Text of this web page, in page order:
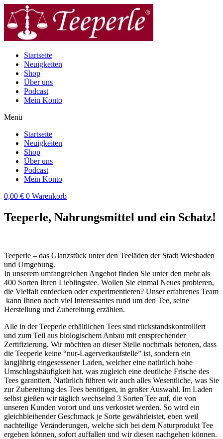
Inhalt
wechseln
Startseite
Neuigkeiten
Shop
Über uns
Podcast
Mein Konto
Menü
Startseite
Neuigkeiten
Shop
Über uns
Podcast
Mein Konto
0,00 € 0 Warenkorb
Teeperle, Nahrungsmittel und ein Schatz!
Teeperle – das Glanzstück unter den Teeläden der Stadt Wiesbaden
und Umgebung.
In unserem umfangreichen Angebot finden Sie unter den mehr als
400 Sorten Ihren Lieblingstee. Wollen Sie einmal Neues probieren,
die Vielfalt entdecken oder experimentieren? Unser erfahrenes Team
kann Ihnen noch viel Interessantes rund um den Tee, seine
Herstellung und Zubereitung erzählen.
Alle in der Teeperle erhältlichen Tees sind rückstandskontrolliert
und zum Teil aus biologischem Anbau mit entsprechender
Zertifizierung. Wir möchten an dieser Stelle nochmals betonen, dass
die Teeperle keine “nur-Lagerverkaufstelle” ist, sondern ein
langjährig eingesessener Laden, welcher eine natürlich hohe
Umschlagshäufigkeit hat, was zugleich eine deutliche Frische des
Tees garantiert. Natürlich führen wir auch alles Wesentliche, was Sie
zur Zubereitung des Tees benötigen, in großer Auswahl. Im Laden
selbst gießen wir täglich wechselnd 3 Sorten Tee auf, die von
unseren Kunden vorort und uns verkostet werden. So wird ein
gleichbleibender Geschmack je Sorte gewährleistet, eben weil
nachteilige Veränderungen, welche sich bei dem Naturprodukt Tee
ergeben können, sofort auffallen und wir diesen nachgehen können.